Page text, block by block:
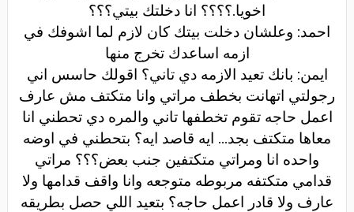
اخويا.؟؟؟؟ انا دخلتك بيتي؟؟؟
احمد: وعلشان دخلت بيتك كان لازم لما اشوفك في
ازمه اساعدك تخرج منها
ايمن: بانك تعيد الازمه دي تاني؟ اقولك حاسس اني
رجولتي اتهانت بخطف مراتي وانا متكتف مش عارف
اعمل حاجه تقوم تخطفها تاني والمره دي تحطني انا
معاها متكتف بجد... ايه قاصد ايه؟ بتحطني في اوضه
واحده انا ومراتي متكتفين جنب بعض؟؟؟ مراتي
قدامي متكتفه مربوطه متوجعه وانا واقف قدامها ولا
عارف ولا قادر اعمل حاجه؟ بتعيد اللي حصل بطريقه